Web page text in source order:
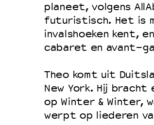
Privacyverklaring
Integriteits- en
Duurzaamheid
Ruimte voor
planeet, volgens
futuristisch. Het is
invalshoeken kent,
cabaret en avant-
Theo komt uit
New York. Hij
op Winter & Winter,
werpt op liederen